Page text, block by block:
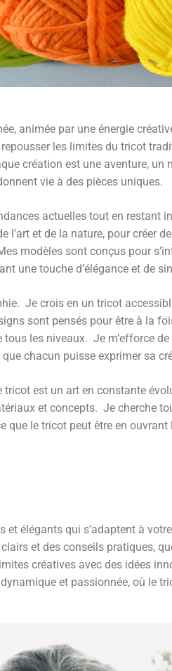
animée par une énergie
repousser les limites du tricot
création est une aventure, un
vie à des pièces uniques.
actuelles tout en restant
l’art et de la nature, pour créer
modèles sont conçus pour
une touche d’élégance et de
Je crois en un tricot
sont pensés pour être à la
tous les niveaux. Je m’efforce
chacun puisse exprimer sa
tricot est un art en constante
et concepts. Je cherche
que le tricot peut être en ouvrant
et élégants qui s’adaptent à
et des conseils pratiques,
créatives avec des idées
et passionnée, où le